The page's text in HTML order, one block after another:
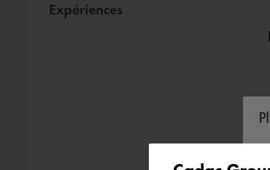
Expériences